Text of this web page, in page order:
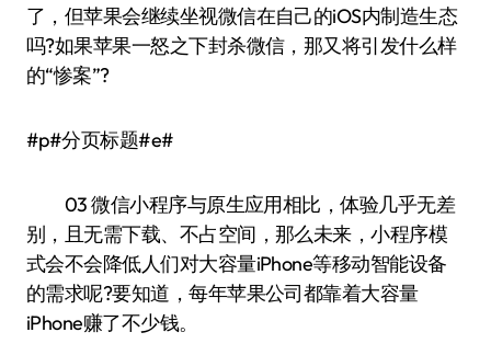
了，但苹果会继续坐视微信在自己的iOS内制造生态
吗?如果苹果一怒之下封杀微信，那又将引发什么样
的“惨案”?
#p#分页标题#e#
03 微信小程序与原生应用相比，体验几乎无差
别，且无需下载、不占空间，那么未来，小程序模
式会不会降低人们对大容量iPhone等移动智能设备
的需求呢?要知道，每年苹果公司都靠着大容量
iPhone赚了不少钱。